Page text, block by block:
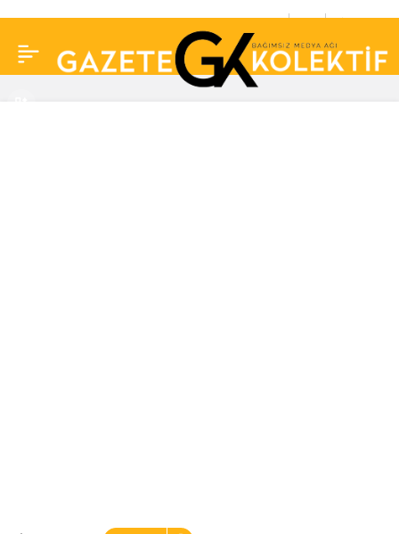
büyütmüştü… Müge